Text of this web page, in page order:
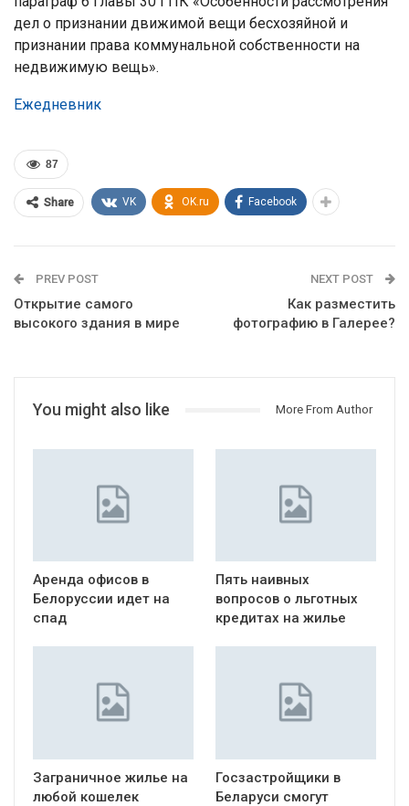
дел о признании движимой вещи бесхозяйной и
признании права коммунальной собственности на
недвижимую вещь».
Ежедневник
87
Share VK OK.ru Facebook
PREV POST
Открытие самого
высокого здания в мире
NEXT POST
Как разместить
фотографию в Галерее?
You might also like More From Author
Аренда офисов в
Белоруссии идет на
спад
Пять наивных
вопросов о льготных
кредитах на жилье
Заграничное жилье на
любой кошелек
Госзастройщики в
Беларуси смогут